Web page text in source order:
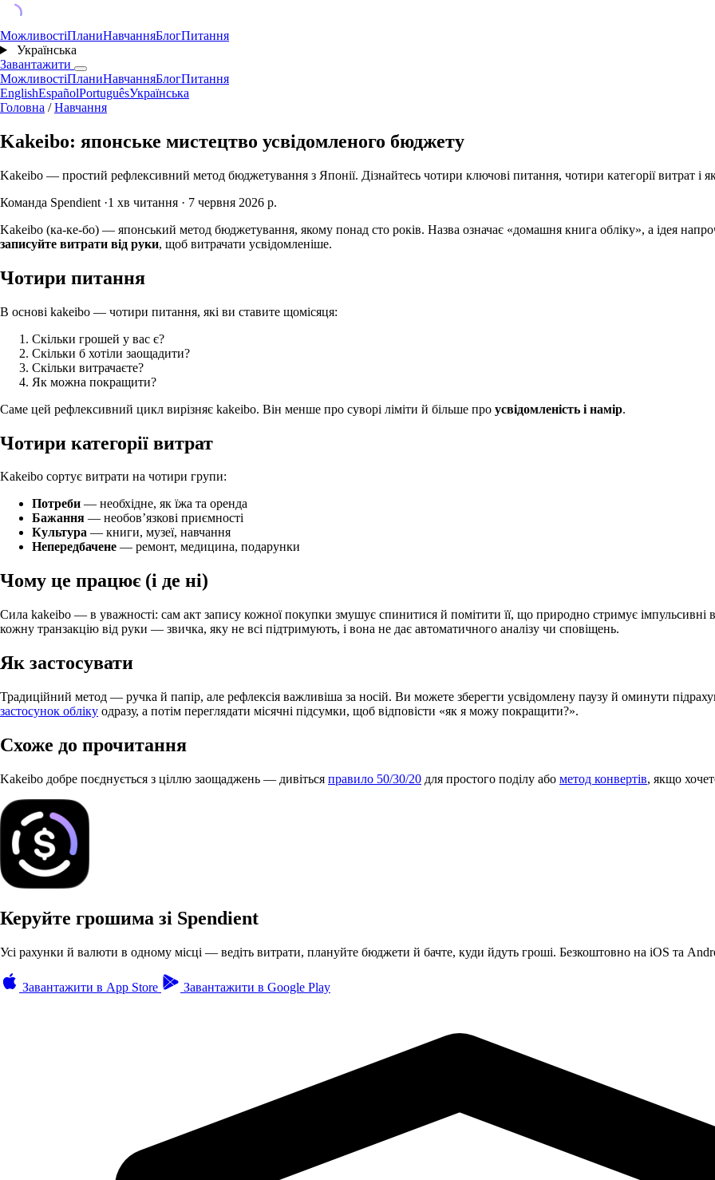
МожливостіПланиНавчанняБлогПитання
Українська
Завантажити
МожливостіПланиНавчанняБлогПитання
EnglishEspañolPortuguêsУкраїнська
Головна / Навчання
Kakeibo: японське мистецтво усвідомленого бюджету
Kakeibo — простий рефлексивний метод бюджетування з Японії. Дізнайтесь чотири ключові питання, чотири категорії витрат і
Команда Spendient ·1 хв читання · 7 червня 2026 р.
Kakeibo (ка-ке-бо) — японський метод бюджетування, якому понад сто років. Назва означає «домашня книга обліку», а ідея
записуйте витрати від руки, щоб витрачати усвідомленіше.
Чотири питання
В основі kakeibo — чотири питання, які ви ставите щомісяця:
Скільки грошей у вас є?
Скільки б хотіли заощадити?
Скільки витрачаєте?
Як можна покращити?
Саме цей рефлексивний цикл вирізняє kakeibo. Він менше про суворі ліміти й більше про усвідомленість і намір.
Чотири категорії витрат
Kakeibo сортує витрати на чотири групи:
Потреби — необхідне, як їжа та оренда
Бажання — необовʼязкові приємності
Культура — книги, музеї, навчання
Непередбачене — ремонт, медицина, подарунки
Чому це працює (і де ні)
Сила kakeibo — в уважності: сам акт запису кожної покупки змушує спинитися й помітити її, що природно стримує імпульсивні
кожну транзакцію від руки — звичка, яку не всі підтримують, і вона не дає автоматичного аналізу чи сповіщень.
Як застосувати
Традиційний метод — ручка й папір, але рефлексія важливіша за носій. Ви можете зберегти усвідомлену паузу й оминути
застосунок обліку одразу, а потім переглядати місячні підсумки, щоб відповісти «як я можу покращити?».
Схоже до прочитання
Kakeibo добре поєднується з ціллю заощаджень — дивіться правило 50/30/20 для простого поділу або метод конвертів, якщо
Керуйте грошима зі Spendient
Усі рахунки й валюти в одному місці — ведіть витрати, плануйте бюджети й бачте, куди йдуть гроші. Безкоштовно на iOS та
Завантажити в App Store Завантажити в Google Play